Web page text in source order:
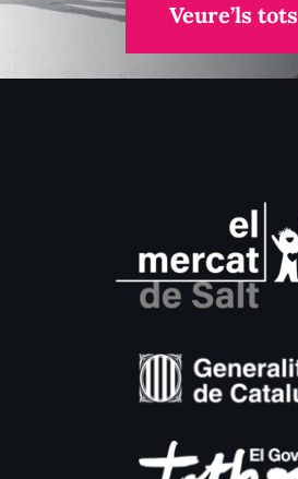
Veure’ls tots